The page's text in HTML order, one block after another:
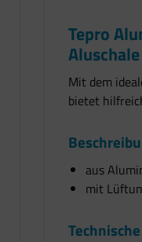
Tepro
Aluschale
Mit dem
bietet
aus
mit